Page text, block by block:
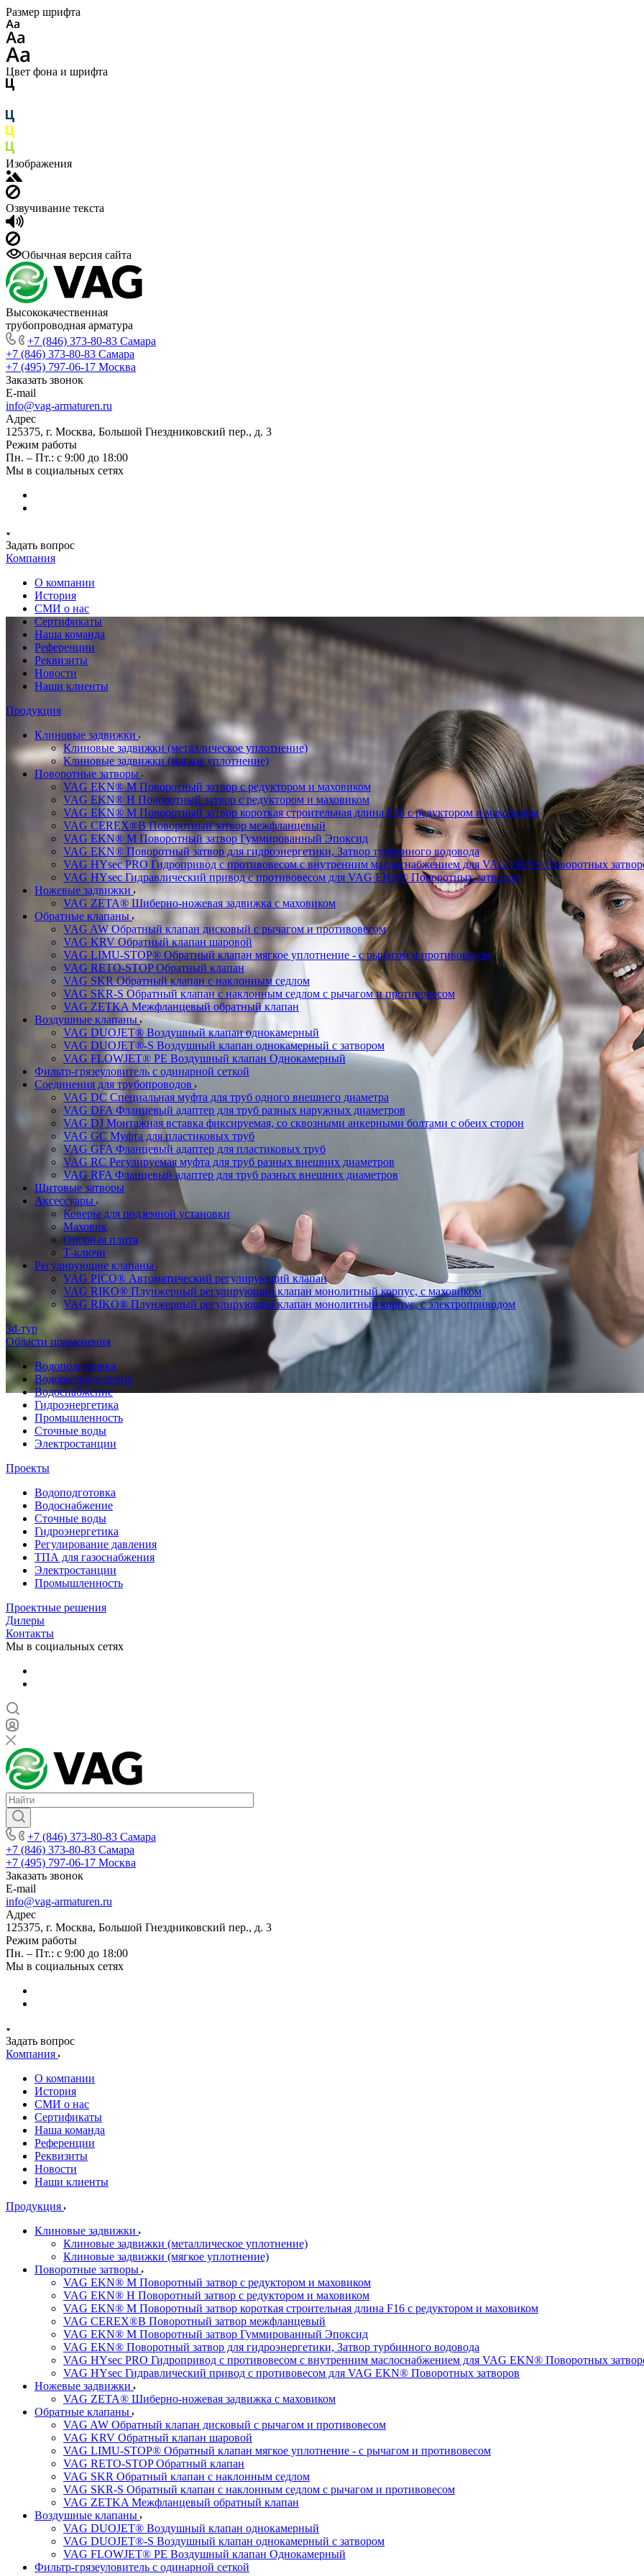
Размер шрифта
Цвет фона и шрифта
Изображения
Озвучивание текста
Обычная версия сайта
Высококачественная
трубопроводная арматура
+7 (846) 373-80-83 Самара
+7 (846) 373-80-83 Самара
+7 (495) 797-06-17 Москва
Заказать звонок
E-mail
info@vag-armaturen.ru
Адрес
125375, г. Москва, Большой Гнездниковский пер., д. 3
Режим работы
Пн. – Пт.: с 9:00 до 18:00
Мы в социальных сетях
Задать вопрос
Компания
О компании
История
СМИ о нас
Cертификаты
Наша команда
Референции
Реквизиты
Новости
Наши клиенты
Продукция
Клиновые задвижки
Клиновые задвижки (металлическое уплотнение)
Клиновые задвижки (мягкое уплотнение)
Поворотные затворы
VAG EKN® M Поворотный затвор с редуктором и маховиком
VAG EKN® H Поворотный затвор с редуктором и маховиком
VAG EKN® M Поворотный затвор короткая строительная длина F16 с редуктором и маховиком
VAG CEREX®B Поворотный затвор межфланцевый
VAG EKN® M Поворотный затвор Гуммированный Эпоксид
VAG EKN® Поворотный затвор для гидроэнергетики, Затвор турбинного водовода
VAG HYsec PRO Гидропривод с противовесом с внутренним маслоснабжением для VAG EKN® Поворотных
VAG HYsec Гидравлический привод с противовесом для VAG EKN® Поворотных затворов
Ножевые задвижки
VAG ZETA® Шиберно-ножевая задвижка с маховиком
Обратные клапаны
VAG AW Обратный клапан дисковый с рычагом и противовесом
VAG KRV Обратный клапан шаровой
VAG LIMU-STOP® Обратный клапан мягкое уплотнение - с рычагом и противовесом
VAG RETO-STOP Обратный клапан
VAG SKR Обратный клапан с наклонным седлом
VAG SKR-S Обратный клапан с наклонным седлом с рычагом и противовесом
VAG ZETKA Межфланцевый обратный клапан
Воздушные клапаны
VAG DUOJET® Воздушный клапан однокамерный
VAG DUOJET®-S Воздушный клапан однокамерный с затвором
VAG FLOWJET® PE Воздушный клапан Однокамерный
Фильтр-грязеуловитель с одинарной сеткой
Соединения для трубопроводов
VAG DC Специальная муфта для труб одного внешнего диаметра
VAG DFA Фланцевый адаптер для труб разных наружных диаметров
VAG DJ Монтажная вставка фиксируемая, со сквозными анкерными болтами с обеих сторон
VAG GC Муфта для пластиковых труб
VAG GFA Фланцевый адаптер для пластиковых труб
VAG RC Регулируемая муфта для труб разных внешних диаметров
VAG RFA Фланцевый адаптер для труб разных внешних диаметров
Щитовые затворы
Аксессуары
Коверы для подземной установки
Маховик
Опорная плита
Т-ключи
Регулирующие клапаны
VAG PICO® Автоматический регулирующий клапан
VAG RIKO® Плунжерный регулирующий клапан монолитный корпус, с маховиком
VAG RIKO® Плунжерный регулирующий клапан монолитный корпус, с электроприводом
3d-тур
Области применения
Водоподготовка
Водораспределение
Водоснабжение
Гидроэнергетика
Промышленность
Сточные воды
Электростанции
Проекты
Водоподготовка
Водоснабжение
Сточные воды
Гидроэнергетика
Регулирование давления
ТПА для газоснабжения
Электростанции
Промышленность
Проектные решения
Дилеры
Контакты
Мы в социальных сетях
+7 (846) 373-80-83 Самара
+7 (846) 373-80-83 Самара
+7 (495) 797-06-17 Москва
Заказать звонок
E-mail
info@vag-armaturen.ru
Адрес
125375, г. Москва, Большой Гнездниковский пер., д. 3
Режим работы
Пн. – Пт.: с 9:00 до 18:00
Мы в социальных сетях
Задать вопрос
Компания
О компании
История
СМИ о нас
Cертификаты
Наша команда
Референции
Реквизиты
Новости
Наши клиенты
Продукция
Клиновые задвижки
Клиновые задвижки (металлическое уплотнение)
Клиновые задвижки (мягкое уплотнение)
Поворотные затворы
VAG EKN® M Поворотный затвор с редуктором и маховиком
VAG EKN® H Поворотный затвор с редуктором и маховиком
VAG EKN® M Поворотный затвор короткая строительная длина F16 с редуктором и маховиком
VAG CEREX®B Поворотный затвор межфланцевый
VAG EKN® M Поворотный затвор Гуммированный Эпоксид
VAG EKN® Поворотный затвор для гидроэнергетики, Затвор турбинного водовода
VAG HYsec PRO Гидропривод с противовесом с внутренним маслоснабжением для VAG EKN® Поворотных
VAG HYsec Гидравлический привод с противовесом для VAG EKN® Поворотных затворов
Ножевые задвижки
VAG ZETA® Шиберно-ножевая задвижка с маховиком
Обратные клапаны
VAG AW Обратный клапан дисковый с рычагом и противовесом
VAG KRV Обратный клапан шаровой
VAG LIMU-STOP® Обратный клапан мягкое уплотнение - с рычагом и противовесом
VAG RETO-STOP Обратный клапан
VAG SKR Обратный клапан с наклонным седлом
VAG SKR-S Обратный клапан с наклонным седлом с рычагом и противовесом
VAG ZETKA Межфланцевый обратный клапан
Воздушные клапаны
VAG DUOJET® Воздушный клапан однокамерный
VAG DUOJET®-S Воздушный клапан однокамерный с затвором
VAG FLOWJET® PE Воздушный клапан Однокамерный
Фильтр-грязеуловитель с одинарной сеткой